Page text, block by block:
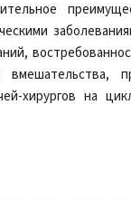
вмешательства,
хирургов на